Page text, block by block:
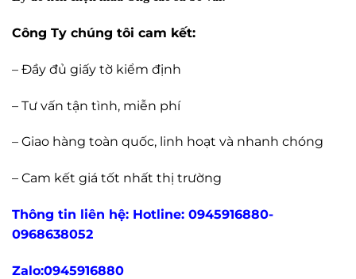
Công Ty chúng tôi cam kết:
– Đầy đủ giấy tờ kiểm định
– Tư vấn tận tình, miễn phí
– Giao hàng toàn quốc, linh hoạt và nhanh chóng
– Cam kết giá tốt nhất thị trường
Thông tin liên hệ: Hotline: 0945916880-
0968638052
Zalo:0945916880